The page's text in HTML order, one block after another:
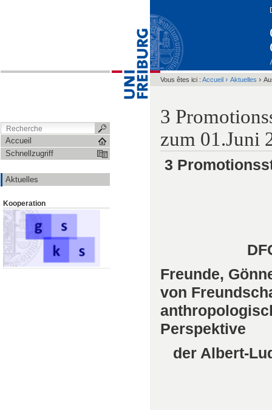
Accueil
Schnellzugriff
Aktuelles
Kooperation
Vous êtes ici : Accueil › Aktuelles ›
3
zum 01.Juni
3
Freunde,
von
Perspektive
der Albert-